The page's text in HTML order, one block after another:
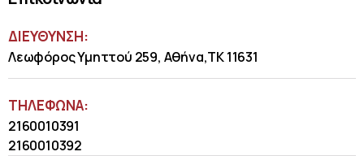
ΔΙΕΥΘΥΝΣΗ:
Λεωφόρος Υμηττού 259, Αθήνα,ΤΚ 11631
ΤΗΛΈΦΩΝΑ:
2160010391
2160010392